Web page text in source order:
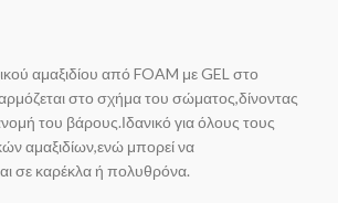
αμαξιδίου από FOAM με GEL στο
στο σχήμα του σώματος,δίνοντας
του βάρους.Ιδανικό για όλους τους
αμαξιδίων,ενώ μπορεί να
σε καρέκλα ή πολυθρόνα.